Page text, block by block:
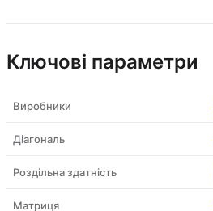
Ключові параметри
Виробники
Діагональ
Роздільна здатність
Матриця